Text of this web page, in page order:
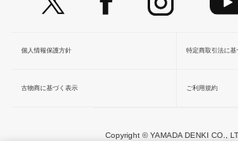
個人情報保護方針 特定商取引法に基
古物商に基づく表示 ご利用規約
Copyright © YAMADA DENKI CO.,